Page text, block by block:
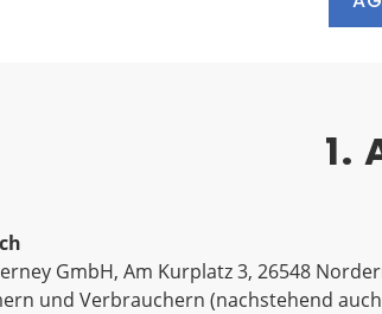
1.
GmbH, Am Kurplatz 3, 26548
und Verbrauchern (nachstehend